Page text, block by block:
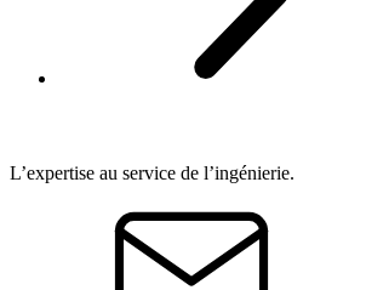
L’expertise au service de l’ingénierie.